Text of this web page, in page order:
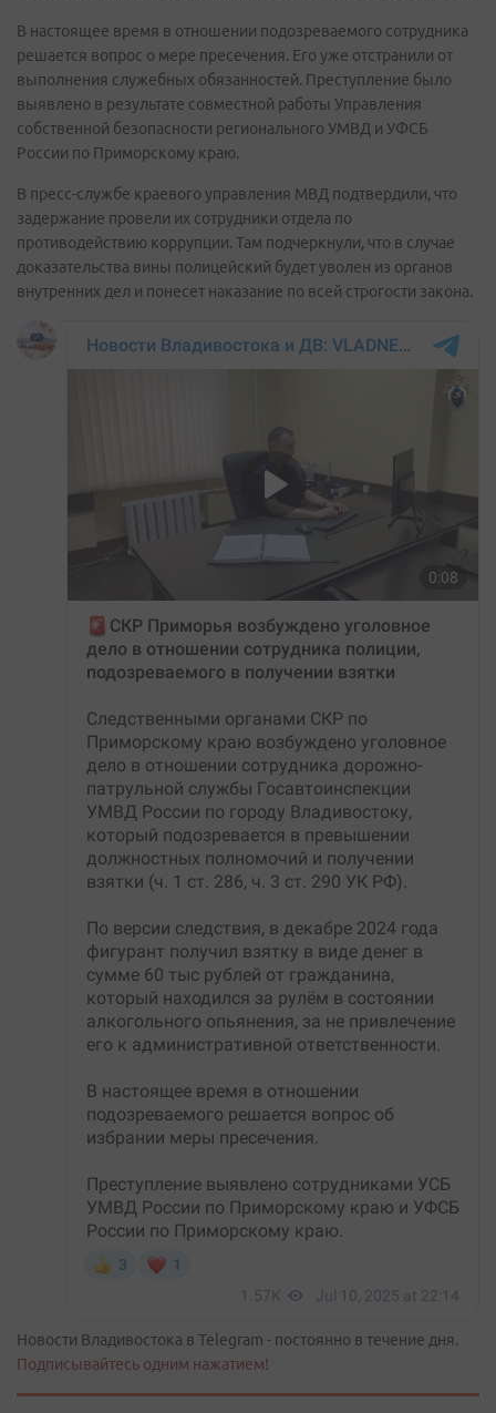
В настоящее время в отношении подозреваемого сотрудника
решается вопрос о мере пресечения. Его уже отстранили от
выполнения служебных обязанностей. Преступление было
выявлено в результате совместной работы Управления
собственной безопасности регионального УМВД и УФСБ
России по Приморскому краю.
В пресс-службе краевого управления МВД подтвердили, что
задержание провели их сотрудники отдела по
противодействию коррупции. Там подчеркнули, что в случае
доказательства вины полицейский будет уволен из органов
внутренних дел и понесет наказание по всей строгости закона.
Новости Владивостока в Telegram - постоянно в течение дня.
Подписывайтесь одним нажатием!